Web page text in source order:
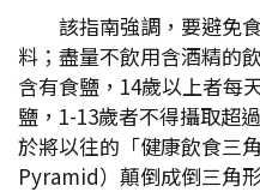
該指南強調，要避免
料；盡量不飲用含酒精的
含有食鹽，14歲以上者每
鹽，1-13歲者不得攝取超
於將以往的「健康飲食三
Pyramid）顛倒成倒三角